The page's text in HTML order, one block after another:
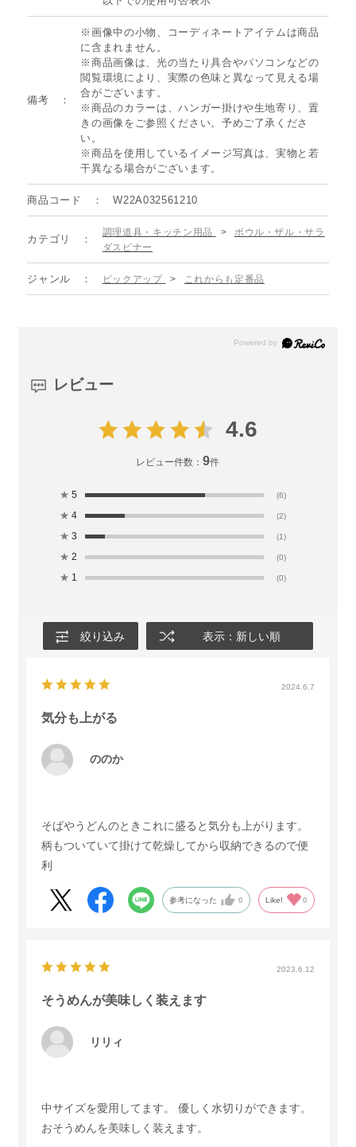
備考
※画像中の小物、コーディネートアイテムは商品
に含まれません。
※商品画像は、光の当たり具合やパソコンなどの
閲覧環境により、実際の色味と異なって見える場
合がございます。
※商品のカラーは、ハンガー掛けや生地寄り、置
きの画像をご参照ください。予めご了承くださ
い。
※商品を使用しているイメージ写真は、実物と若
干異なる場合がございます。
商品コード W22A032561210
カテゴリ
調理道具・キッチン用品 >
ボウル・ザル・サラ
ダスピナー
ジャンル ピックアップ > これからも定番品
レビュー
4.6
レビュー件数：9件
★ 5 (6)
★ 4 (2)
★ 3 (1)
★ 2 (0)
★ 1 (0)
絞り込み 表示：新しい順
2024.6.7
気分も上がる
ののか
そばやうどんのときこれに盛ると気分も上がります。
柄もついていて掛けて乾燥してから収納できるので便
利
参考になった 0 Like! 0
2023.6.12
そうめんが美味しく装えます
リリィ
中サイズを愛用してます。 優しく水切りができます。
おそうめんを美味しく装えます。